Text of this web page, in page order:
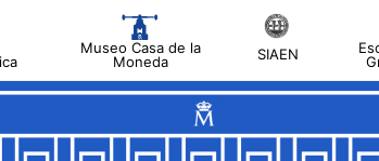
Museo Casa de la
Moneda
SIAEN